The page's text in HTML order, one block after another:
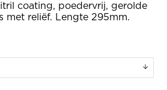
coating, poedervrij, gerolde
met reliëf. Lengte 295mm.